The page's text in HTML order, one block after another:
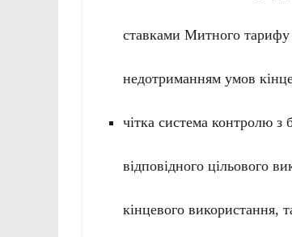
ставками Митного тарифу
недотриманням умов
чітка система контролю з
відповідного цільового
кінцевого використання,